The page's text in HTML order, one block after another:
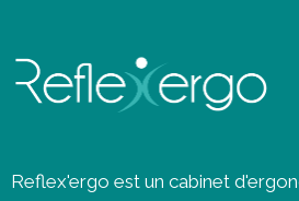
Reflex'ergo est un cabinet